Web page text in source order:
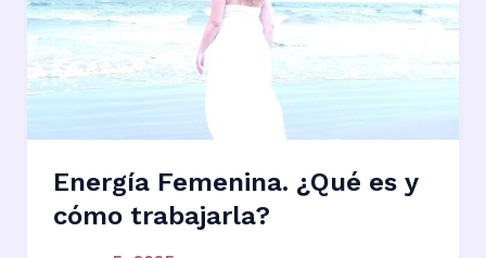
Energía Femenina. ¿Qué es y
cómo trabajarla?